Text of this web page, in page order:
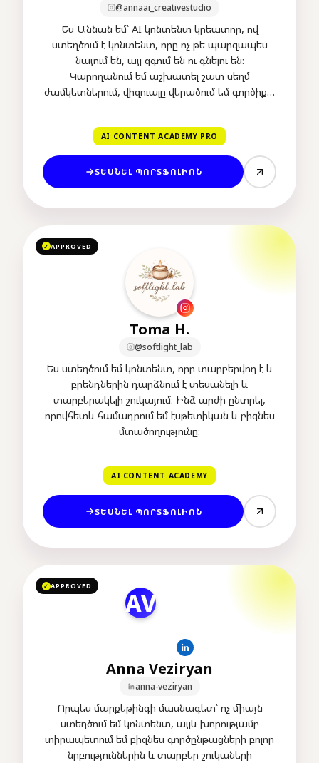
@annaai_creativestudio
Ես Աննան եմ՝ AI կոնտենտ կրեատոր, ով
ստեղծում է կոնտենտ, որը ոչ թե պարզապես
նայում են, այլ զգում են ու գնելու են։
Կարողանում եմ աշխատել շատ սեղմ
ժամկետներում, վիզուալը վերածում եմ գործիքի՝
AI CONTENT ACADEMY PRO
ՏԵՍՆԵԼ ՊՈՐՏՖՈԼԻՈՆ
✓ APPROVED
Toma H.
@softlight_lab
Ես ստեղծում եմ կոնտենտ, որը տարբերվող է և
բրենդներին դարձնում է տեսանելի և
տարբերակելի շուկայում։ Ինձ արժի ընտրել,
որովհետև համադրում եմ էսթետիկան և բիզնես
մտածողությունը։
AI CONTENT ACADEMY
ՏԵՍՆԵԼ ՊՈՐՏՖՈԼԻՈՆ
✓APPROVED
AV
Anna Veziryan
anna-veziryan
Որպես մարքեթինգի մասնագետ՝ ոչ միայն
ստեղծում եմ կոնտենտ, այլև խորությամբ
տիրապետում եմ բիզնես գործընթացների բոլոր
նրբություններին և տարբեր շուկաների